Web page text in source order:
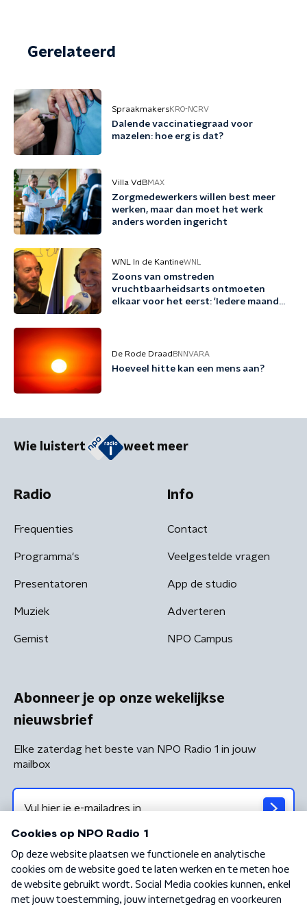
Gerelateerd
SpraakmakersKRO-NCRV
Dalende vaccinatiegraad voor
mazelen: hoe erg is dat?
Villa VdBMAX
Zorgmedewerkers willen best meer
werken, maar dan moet het werk
anders worden ingericht
WNL In de KantineWNL
Zoons van omstreden
vruchtbaarheidsarts ontmoeten
elkaar voor het eerst: 'Iedere maand
De Rode Draad BNNVARA
Hoeveel hitte kan een mens aan?
Wie luistert weet meer
Radio
Frequenties
Programma's
Presentatoren
Muziek
Gemist
Info
Contact
Veelgestelde vragen
App de studio
Adverteren
NPO Campus
Abonneer je op onze wekelijkse
nieuwsbrief
Elke zaterdag het beste van NPO Radio 1 in jouw
mailbox
Algemene voorwaarden